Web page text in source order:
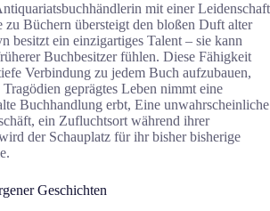
mit einer Leidenschaft
Büchern übersteigt den bloßen Duft alter
besitzt ein einzigartiges Talent – sie kann
Buchbesitzer fühlen. Diese Fähigkeit
Verbindung zu jedem Buch aufzubauen,
geprägtes Leben nimmt eine
Buchhandlung erbt, Eine unwahrscheinliche
ein Zufluchtsort während ihrer
der Schauplatz für ihr bisher bisherige
Geschichten